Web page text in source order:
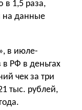
в 1,5 раза,
на данные
в июле-
РФ в деньгах
чек за три
тыс. рублей,